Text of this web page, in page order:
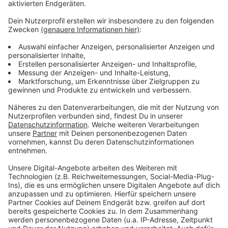
Anzeige
Türchen aufmachen und später ein Törchen
draufmachen. Die WM in Katar ist die absurdeste aller
Zeiten und es fährt auch gefühlt nur hin, wer unbedingt
hinfahren muss. Einige unserer größten WM- und
Ferne an und haben eine eigene Chatgruppe
gegründet. Sie trägt den Namen "Drei Ecken, ein Elfer".
Jogi Löw, Lothar Matthäus, Mario Basler, Oliver Kahn
und viele mehr geben täglich ihren Senf zur WM.
Anzeige